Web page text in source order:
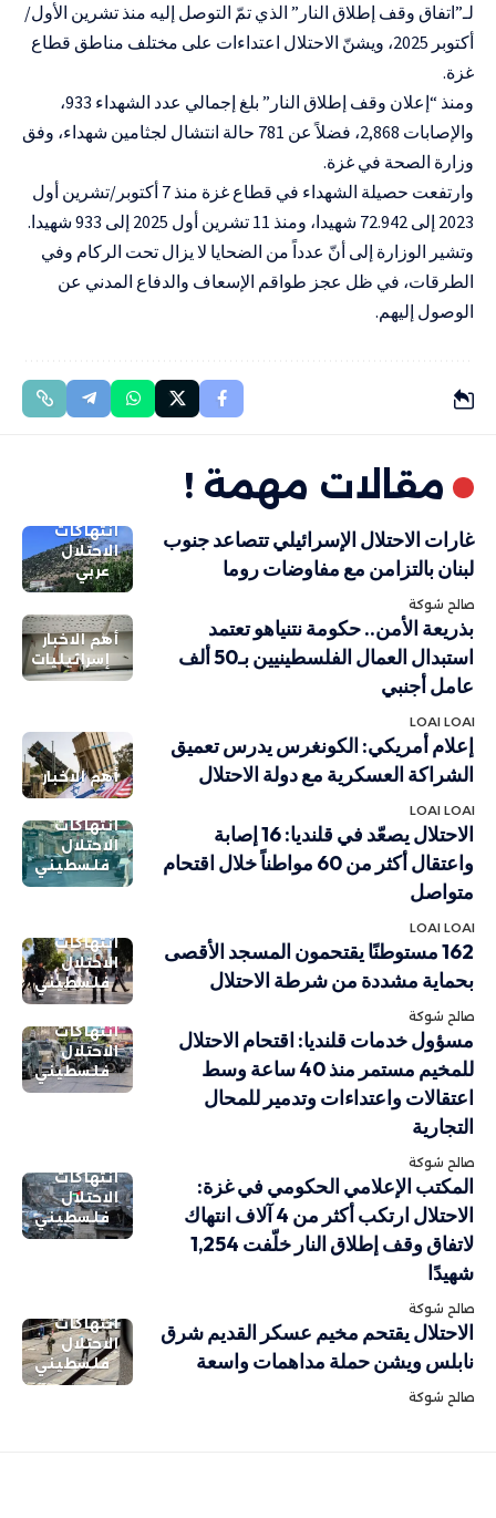
لـ”اتفاق وقف إطلاق النار” الذي تمّ التوصل إليه منذ تشرين الأول/
أكتوبر 2025، ويشنّ الاحتلال اعتداءات على مختلف مناطق قطاع
غزة.
ومنذ “إعلان وقف إطلاق النار” بلغ إجمالي عدد الشهداء 933،
والإصابات 2,868، فضلاً عن 781 حالة انتشال لجثامين شهداء، وفق
وزارة الصحة في غزة.
وارتفعت حصيلة الشهداء في قطاع غزة منذ 7 أكتوبر/تشرين أول
2023 إلى 72.942 شهيدا، ومنذ 11 تشرين أول 2025 إلى 933 شهيدا.
وتشير الوزارة إلى أنّ عدداً من الضحايا لا يزال تحت الركام وفي
الطرقات، في ظل عجز طواقم الإسعاف والدفاع المدني عن
الوصول إليهم.
مقالات مهمة !
انتهاكات
الاحتلال
عربي
غارات الاحتلال الإسرائيلي تتصاعد جنوب
لبنان بالتزامن مع مفاوضات روما
صالح شوكة
أهم الاخبار
إسرائيليات
بذريعة الأمن.. حكومة نتنياهو تعتمد
استبدال العمال الفلسطينيين بـ50 ألف
عامل أجنبي
LOAI LOAI
أهم الاخبار
إعلام أمريكي: الكونغرس يدرس تعميق
الشراكة العسكرية مع دولة الاحتلال
LOAI LOAI
انتهاكات
الاحتلال
فلسطيني
الاحتلال يصعّد في قلنديا: 16 إصابة
واعتقال أكثر من 60 مواطناً خلال اقتحام
متواصل
LOAI LOAI
انتهاكات
الاحتلال
فلسطيني
162 مستوطنًا يقتحمون المسجد الأقصى
بحماية مشددة من شرطة الاحتلال
صالح شوكة
انتهاكات
الاحتلال
فلسطيني
مسؤول خدمات قلنديا: اقتحام الاحتلال
للمخيم مستمر منذ 40 ساعة وسط
اعتقالات واعتداءات وتدمير للمحال
التجارية
صالح شوكة
انتهاكات
الاحتلال
فلسطيني
المكتب الإعلامي الحكومي في غزة:
الاحتلال ارتكب أكثر من 4 آلاف انتهاك
لاتفاق وقف إطلاق النار خلّفت 1,254
شهيدًا
صالح شوكة
انتهاكات
الاحتلال
فلسطيني
الاحتلال يقتحم مخيم عسكر القديم شرق
نابلس ويشن حملة مداهمات واسعة
صالح شوكة